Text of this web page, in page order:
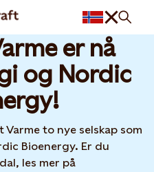
08 DEC, 2025
er nå
og Nordic
to nye selskap som
Bioenergy. Er du
les mer på